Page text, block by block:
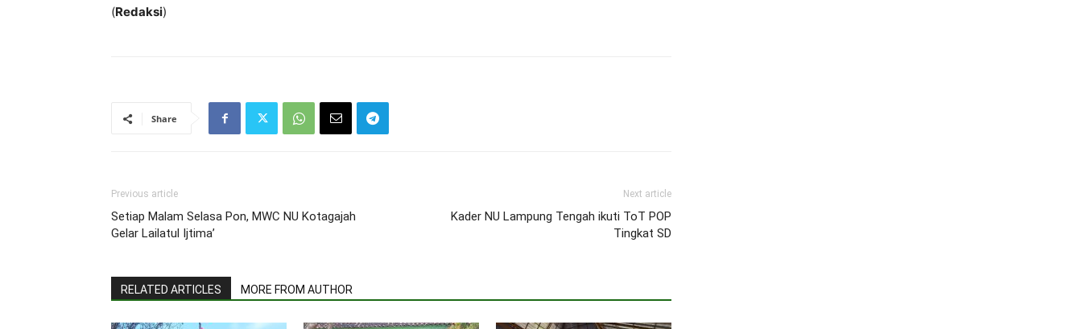
(Redaksi)
Share
Previous article
Setiap Malam Selasa Pon, MWC NU Kotagajah
Gelar Lailatul Ijtima’
Next article
Kader NU Lampung Tengah ikuti ToT POP
Tingkat SD
RELATED ARTICLES MORE FROM AUTHOR